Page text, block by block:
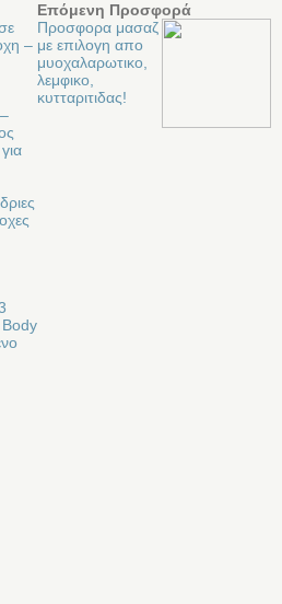
–
Body
Επόμενη Προσφορά
Προσφορα μασαζ
με επιλογη απο
μυοχαλαρωτικο,
λεμφικο,
κυτταριτιδας!